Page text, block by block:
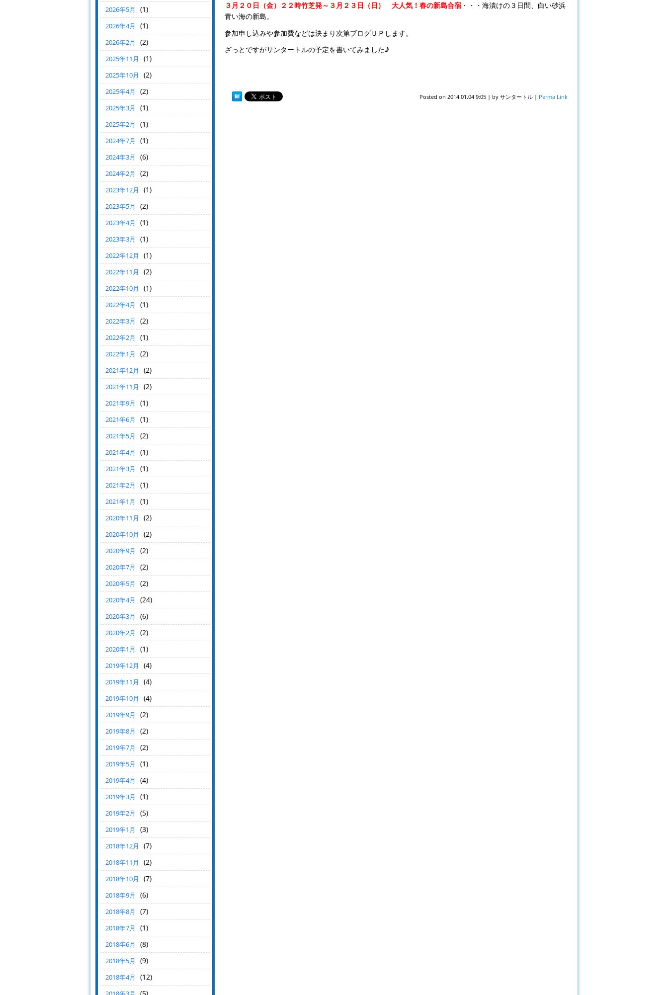
３月２０日（金）２２時竹芝発～３月２３日（日） 大人気！春の新島合宿 ・・・海漬けの３日間、白い砂浜
青い海の新島。
参加申し込みや参加費などは決まり次第ブログＵＰします。
ざっとですがサンタートルの予定を書いてみました♪
Posted on 2014.01.04 9:05 | by サンタートル | Perma Link
2026年5月 (1)
2026年4月 (1)
2026年2月 (2)
2025年11月 (1)
2025年10月 (2)
2025年4月 (2)
2025年3月 (1)
2025年2月 (1)
2024年7月 (1)
2024年3月 (6)
2024年2月 (2)
2023年12月 (1)
2023年5月 (2)
2023年4月 (1)
2023年3月 (1)
2022年12月 (1)
2022年11月 (2)
2022年10月 (1)
2022年4月 (1)
2022年3月 (2)
2022年2月 (1)
2022年1月 (2)
2021年12月 (2)
2021年11月 (2)
2021年9月 (1)
2021年6月 (1)
2021年5月 (2)
2021年4月 (1)
2021年3月 (1)
2021年2月 (1)
2021年1月 (1)
2020年11月 (2)
2020年10月 (2)
2020年9月 (2)
2020年7月 (2)
2020年5月 (2)
2020年4月 (24)
2020年3月 (6)
2020年2月 (2)
2020年1月 (1)
2019年12月 (4)
2019年11月 (4)
2019年10月 (4)
2019年9月 (2)
2019年8月 (2)
2019年7月 (2)
2019年5月 (1)
2019年4月 (4)
2019年3月 (1)
2019年2月 (5)
2019年1月 (3)
2018年12月 (7)
2018年11月 (2)
2018年10月 (7)
2018年9月 (6)
2018年8月 (7)
2018年7月 (1)
2018年6月 (8)
2018年5月 (9)
2018年4月 (12)